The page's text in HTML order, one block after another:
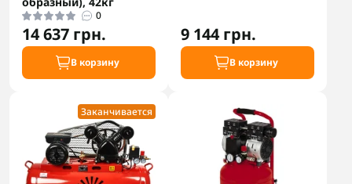
0
14 637 грн.
В корзину
9 144 грн.
В корзину
Заканчивается